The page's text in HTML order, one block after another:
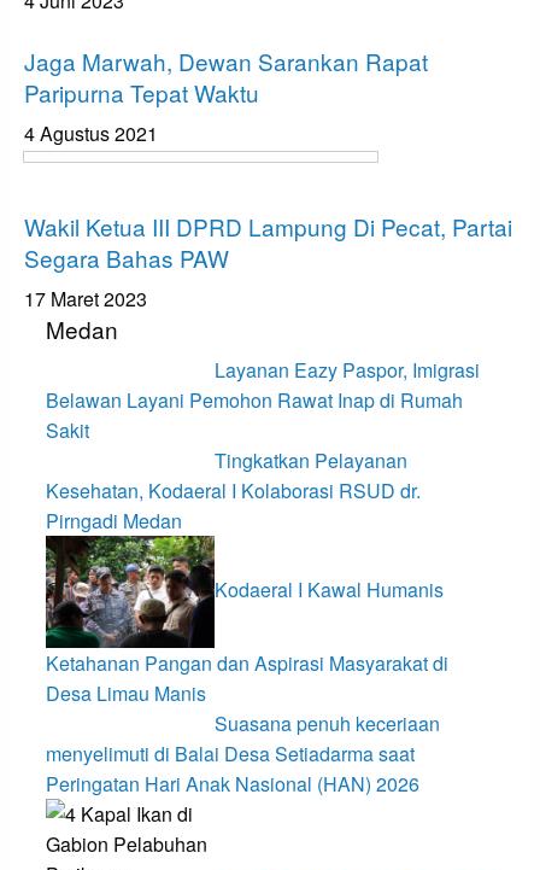
Jaga Marwah, Dewan Sarankan Rapat
Paripurna Tepat Waktu
4 Agustus 2021
Wakil Ketua III DPRD Lampung Di Pecat, Partai
Segara Bahas PAW
17 Maret 2023
Medan
Layanan Eazy Paspor, Imigrasi
Belawan Layani Pemohon Rawat Inap di Rumah
Sakit
Tingkatkan Pelayanan
Kesehatan, Kodaeral I Kolaborasi RSUD dr.
Pirngadi Medan‎
Kodaeral I Kawal Humanis
Ketahanan Pangan dan Aspirasi Masyarakat di
Desa Limau Manis
Suasana penuh keceriaan
menyelimuti di Balai Desa Setiadarma saat
Peringatan Hari Anak Nasional (HAN) 2026